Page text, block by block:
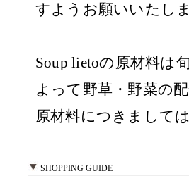
すようお願いいたし
Soup lietoの原材料は
よって野草・野菜の
原材料につきまして
SHOPPING GUIDE